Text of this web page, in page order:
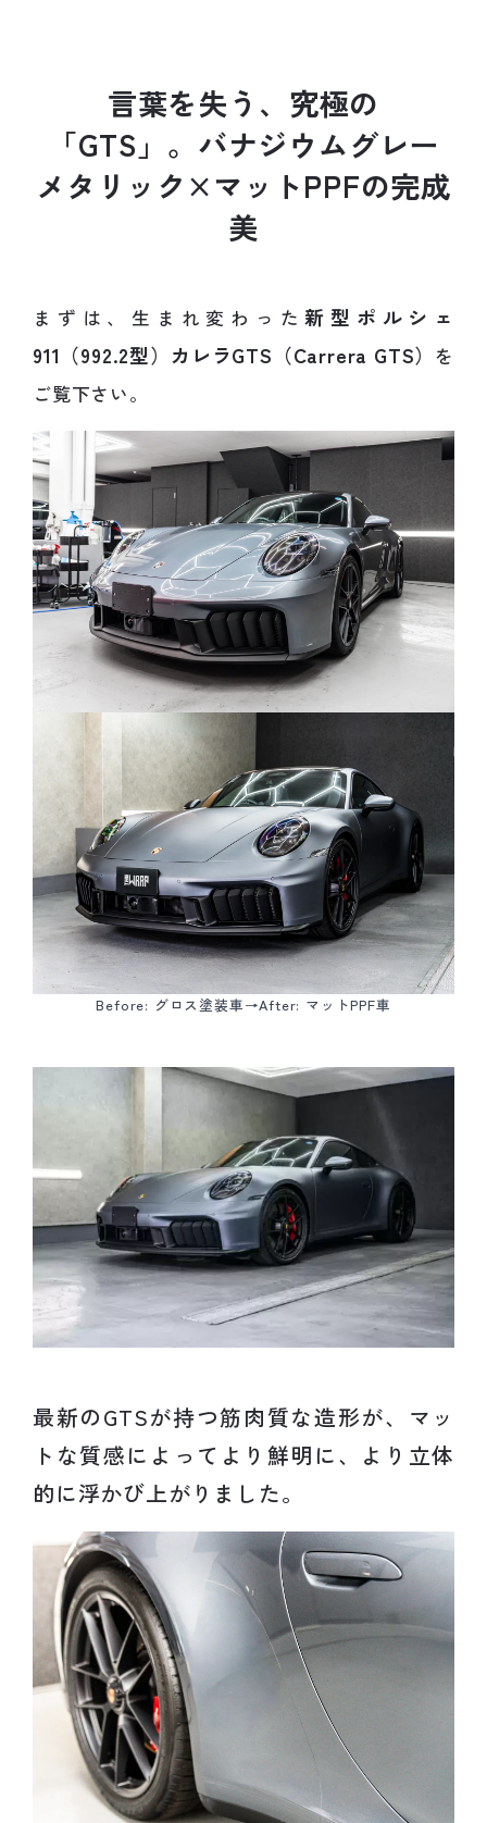
言葉を失う 、 究極の
「GTS 」 。 バナジウムグレー
メ タ リ ッ ク ×マ ッ トPPFの完成
美
まずは、生まれ変わった新型ポルシェ
911（992.2型）カレラGTS（Carrera GTS） を
ご覧下さい。
Before: グロス塗装車→After: マットPPF車
最新のGTSが持つ筋肉質な造形が、マッ
トな質感によってより鮮明に、より立体
的に浮かび上がりました。